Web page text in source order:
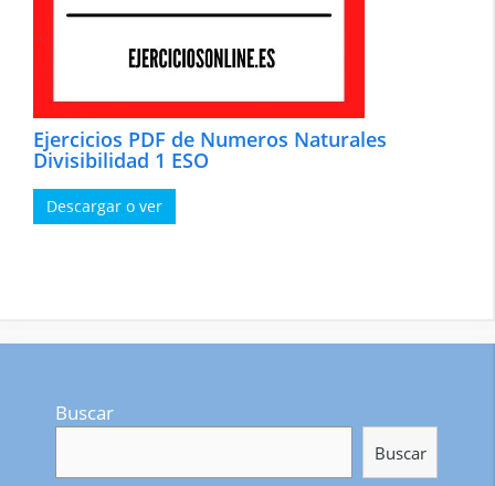
Ejercicios PDF de Numeros Naturales
Divisibilidad 1 ESO
Descargar o ver
Buscar
Buscar